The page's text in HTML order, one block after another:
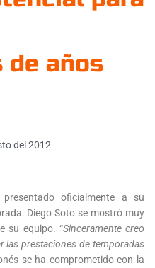
de años
del 2012
oficialmente a su
Diego Soto se mostró muy
su equipo. “Sinceramente creo
las prestaciones de temporadas
se ha comprometido con la